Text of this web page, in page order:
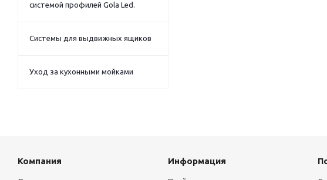
системой профилей Gola Led.
Системы для выдвижных ящиков
Уход за кухонными мойками
Компания Информация